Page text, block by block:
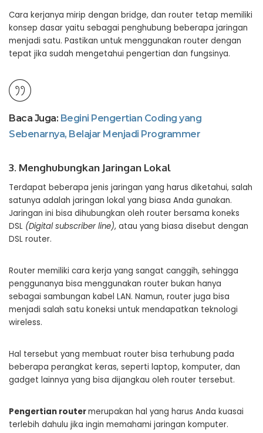
Cara kerjanya mirip dengan bridge, dan router tetap memiliki
konsep dasar yaitu sebagai penghubung beberapa jaringan
menjadi satu. Pastikan untuk menggunakan router dengan
tepat jika sudah mengetahui pengertian dan fungsinya.
Baca Juga: Begini Pengertian Coding yang
Sebenarnya, Belajar Menjadi Programmer
3. Menghubungkan Jaringan Lokal
Terdapat beberapa jenis jaringan yang harus diketahui, salah
satunya adalah jaringan lokal yang biasa Anda gunakan.
Jaringan ini bisa dihubungkan oleh router bersama koneks
DSL (Digital subscriber line), atau yang biasa disebut dengan
DSL router.
Router memiliki cara kerja yang sangat canggih, sehingga
penggunanya bisa menggunakan router bukan hanya
sebagai sambungan kabel LAN. Namun, router juga bisa
menjadi salah satu koneksi untuk mendapatkan teknologi
wireless.
Hal tersebut yang membuat router bisa terhubung pada
beberapa perangkat keras, seperti laptop, komputer, dan
gadget lainnya yang bisa dijangkau oleh router tersebut.
Pengertian routermerupakan hal yang harus Anda kuasai
terlebih dahulu jika ingin memahami jaringan komputer.